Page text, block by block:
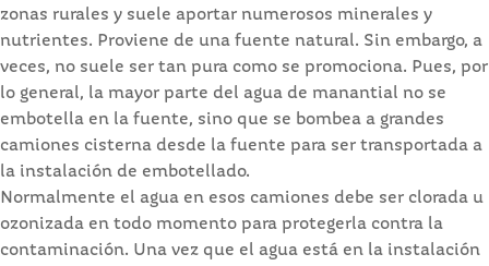
zonas rurales y suele aportar numerosos minerales y
nutrientes. Proviene de una fuente natural. Sin embargo, a
veces, no suele ser tan pura como se promociona. Pues, por
lo general, la mayor parte del agua de manantial no se
embotella en la fuente, sino que se bombea a grandes
camiones cisterna desde la fuente para ser transportada a
la instalación de embotellado.
Normalmente el agua en esos camiones debe ser clorada u
ozonizada en todo momento para protegerla contra la
contaminación. Una vez que el agua está en la instalación